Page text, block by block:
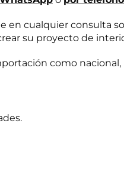
en cualquier consulta
su proyecto de
como